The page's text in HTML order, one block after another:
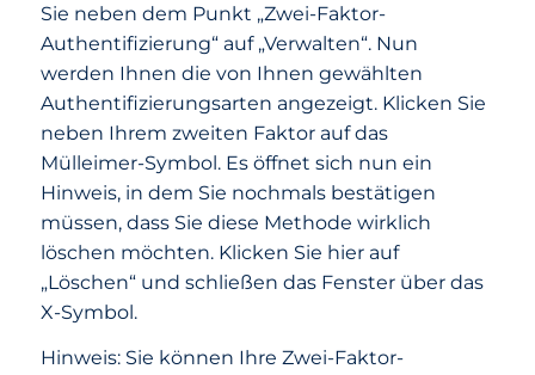
Sie neben dem Punkt „Zwei-Faktor-
Authentifizierung“ auf „Verwalten“. Nun
werden Ihnen die von Ihnen gewählten
Authentifizierungsarten angezeigt. Klicken Sie
neben Ihrem zweiten Faktor auf das
Mülleimer-Symbol. Es öffnet sich nun ein
Hinweis, in dem Sie nochmals bestätigen
müssen, dass Sie diese Methode wirklich
löschen möchten. Klicken Sie hier auf
„Löschen“ und schließen das Fenster über das
X-Symbol.
Hinweis: Sie können Ihre Zwei-Faktor-